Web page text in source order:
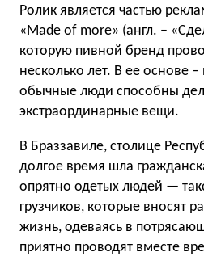
Ролик является частью
«Made of more» (англ. –
которую пивной бренд
несколько лет. В ее основе
обычные люди способны
экстраординарные вещи.
В Браззавиле, столице
долгое время шла
опрятно одетых людей —
грузчиков, которые вносят
жизнь, одеваясь в
приятно проводят вместе